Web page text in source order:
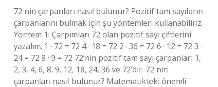
72 nin çarpanları nasıl bulunur? Pozitif tam sayıların
çarpanlarını bulmak için şu yöntemleri kullanabiliriz.
Yöntem 1: Çarpımları 72 olan pozitif sayı çiftlerini
yazalım. 1 · 72 = 72 4 · 18 = 72 2 · 36 = 72 6 · 12 = 72 3 ·
24 = 72 8 · 9 = 72 72’nin pozitif tam sayı çarpanları 1,
2, 3, 4, 6, 8, 9, 12, 18, 24, 36 ve 72’dir. 72 nin
çarpanları nasıl bulunur? Matematikteki önemli